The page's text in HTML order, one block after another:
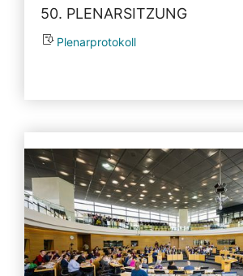
50. PLENARSITZUNG
Plenarprotokoll